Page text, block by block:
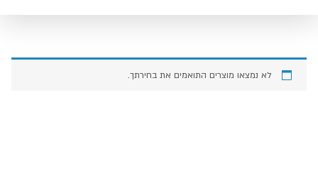
לא נמצאו מוצרים התואמים את בחירתך.